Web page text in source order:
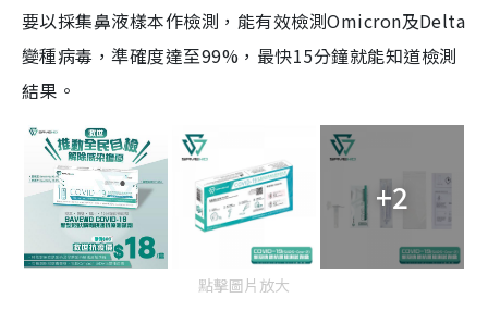
要以採集鼻液樣本作檢測，能有效檢測Omicron及Delta
變種病毒，準確度達至99%，最快15分鐘就能知道檢測
結果。
+2
點擊圖片放大